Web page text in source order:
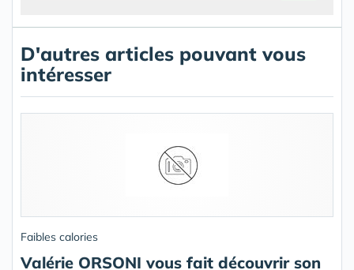
D'autres articles pouvant vous
intéresser
Faibles calories
Valérie ORSONI vous fait découvrir son